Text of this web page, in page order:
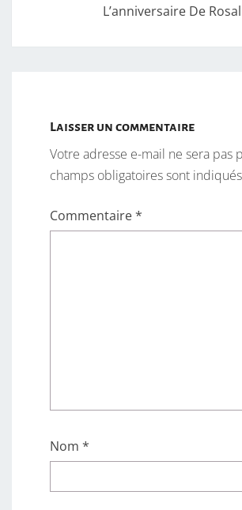
L’anniversaire De
Laisser un commentaire
Votre adresse e-mail ne sera pas
champs obligatoires sont
Commentaire*
Nom *